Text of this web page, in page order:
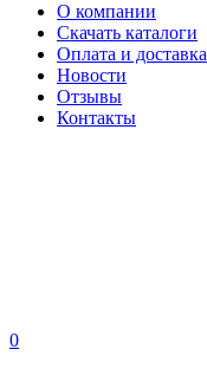
О компании
Скачать каталоги
Оплата и доставка
Новости
Отзывы
Контакты
0